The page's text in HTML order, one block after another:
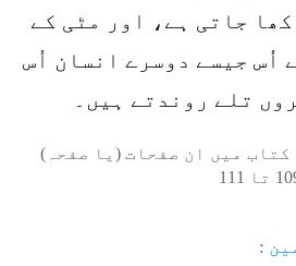
جاتی ہے، اور مٹی کے
اُس جیسے دوسرے انسان اُس
تلے روندتے ہیں۔
کتاب میں ان صفحات (یا صفحہ)
تا 111
: